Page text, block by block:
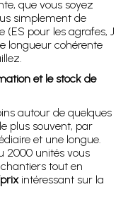
que vous soyez
simplement de
(ES pour les agrafes, J
longueur cohérente
et le stock de
autour de quelques
plus souvent, par
et une longue.
2000 unités vous
tout en
intéressant sur la